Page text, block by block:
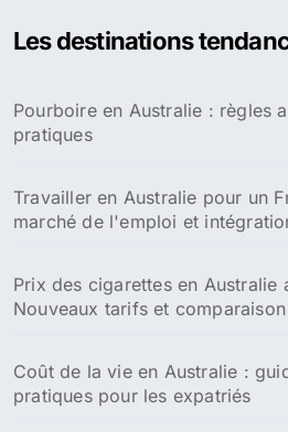
Les destinations
Pourboire en Australie : règles
pratiques
Travailler en Australie pour un
marché de l'emploi et
Prix des cigarettes en Australie
Nouveaux tarifs et
Coût de la vie en Australie :
pratiques pour les expatriés